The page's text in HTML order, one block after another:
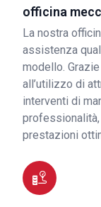
officina
La nostra
assistenza
modello.
all’utilizzo di
interventi di
prestazioni